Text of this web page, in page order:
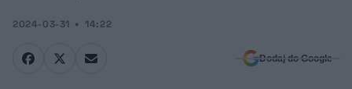
2024-03-31 14:22
Dodaj do Google